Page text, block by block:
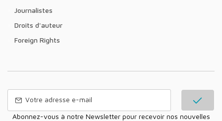
Journalistes
Droits d'auteur
Foreign Rights
Abonnez-vous à notre Newsletter pour recevoir nos nouvelles